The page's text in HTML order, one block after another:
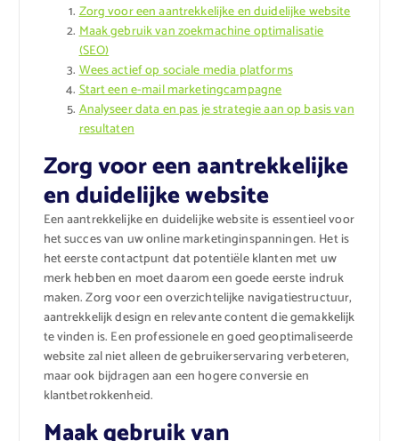
Zorg voor een aantrekkelijke en duidelijke website
Maak gebruik van zoekmachine optimalisatie
(SEO)
Wees actief op sociale media platforms
Start een e-mail marketingcampagne
Analyseer data en pas je strategie aan op basis van
resultaten
Zorg voor een aantrekkelijke
en duidelijke website
Een aantrekkelijke en duidelijke website is essentieel voor
het succes van uw online marketinginspanningen. Het is
het eerste contactpunt dat potentiële klanten met uw
merk hebben en moet daarom een goede eerste indruk
maken. Zorg voor een overzichtelijke navigatiestructuur,
aantrekkelijk design en relevante content die gemakkelijk
te vinden is. Een professionele en goed geoptimaliseerde
website zal niet alleen de gebruikerservaring verbeteren,
maar ook bijdragen aan een hogere conversie en
klantbetrokkenheid.
Maak gebruik van